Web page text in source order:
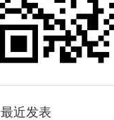
最近发表